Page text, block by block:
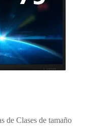
de Clases de tamaño